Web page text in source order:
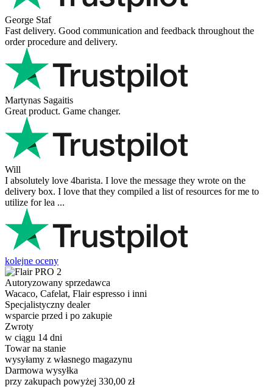
George Staf
Fast delivery. Good communication and feedback throughout the
order procedure and delivery.
Martynas Sagaitis
Great product. Game changer.
Will
I absolutely love 4barista. I love the message they wrote on the
delivery box. I love that they compiled a list of resources for me to
utilize for lea ...
kolejne oceny
Autoryzowany sprzedawca
Wacaco, Cafelat, Flair espresso i inni
Specjalistyczny dealer
wsparcie przed i po zakupie
Zwroty
w ciągu 14 dni
Towar na stanie
wysyłamy z własnego magazynu
Darmowa wysyłka
przy zakupach powyżej 330,00 zł